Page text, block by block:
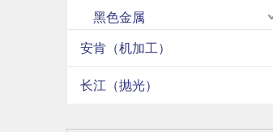
黑色金属
安肯（机加工）
长江（抛光）